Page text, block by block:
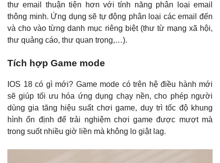
thư email thuận tiện hơn với tính năng phân loại email
thông minh. Ứng dụng sẽ tự động phân loại các email đến
và cho vào từng danh mục riêng biệt (thư từ mạng xã hội,
thư quảng cáo, thư quan trọng,…).
Tích hợp Game mode
IOS 18 có gì mới? Game mode có trên hệ điều hành mới
sẽ giúp tối ưu hóa ứng dụng chạy nền, cho phép người
dùng gia tăng hiệu suất chơi game, duy trì tốc độ khung
hình ổn định để trải nghiệm chơi game được mượt mà
trong suốt nhiều giờ liền mà không lo giật lag.